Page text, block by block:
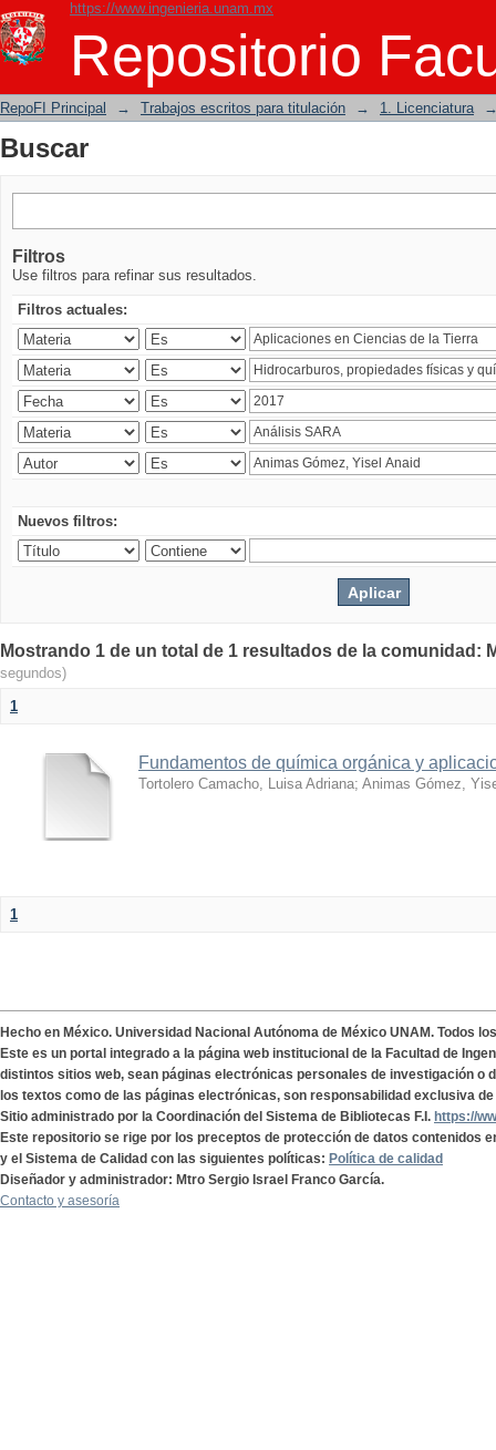
https://www.ingenieria.unam.mx
Repositorio
Buscar
RepoFI Principal → Trabajos escritos para titulación → 1. Licenciatura
Buscar
Filtros
Use filtros para refinar sus resultados.
Filtros actuales:
Nuevos filtros:
Mostrando 1 de un total de 1 resultados de la comunidad:
segundos)
1
Fundamentos de química orgánica y
Tortolero Camacho, Luisa Adriana; Animas Gómez,
1
Hecho en México. Universidad Nacional Autónoma de México UNAM. Todos
Este es un portal integrado a la página web institucional de la Facultad de
distintos sitios web, sean páginas electrónicas personales de investigación o
los textos como de las páginas electrónicas, son responsabilidad exclusiva
Sitio administrado por la Coordinación del Sistema de Bibliotecas F.I. https://
Este repositorio se rige por los preceptos de protección de datos contenidos
y el Sistema de Calidad con las siguientes políticas: Política de calidad
Diseñador y administrador: Mtro Sergio Israel Franco García.
Contacto y asesoría